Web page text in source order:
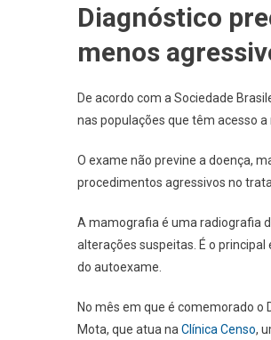
Diagnóstico
menos
De acordo com a Sociedade
nas populações que têm acesso
O exame não previne a doença,
procedimentos agressivos no
A mamografia é uma radiografia
alterações suspeitas. É o
do autoexame.
No mês em que é comemorado o
Mota, que atua na Clínica Censo,